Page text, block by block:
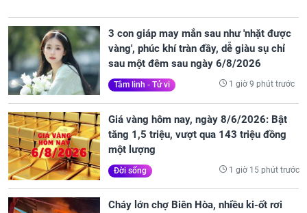
3 con giáp may mắn sau như 'nhặt được
vàng', phúc khí tràn đầy, dễ giàu sụ chỉ
sau một đêm sau ngày 6/8/2026
Tâm linh - Tử vi 1 giờ 9 phút trước
Giá vàng hôm nay, ngày 8/6/2026: Bật
tăng 1,5 triệu, vượt qua 143 triệu đồng
một lượng
Đời sống 1 giờ 15 phút trước
Cháy lớn chợ Biên Hòa, nhiều ki-ốt rơi